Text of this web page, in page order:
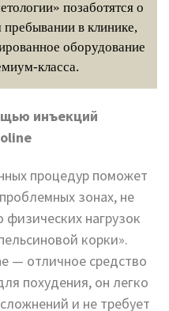
позаботятся о
в клинике,
оборудование
класса.
инъекций
процедур поможет
зонах, не
нагрузок
корки».
— отличное средство
похудения, он легко
и не требует